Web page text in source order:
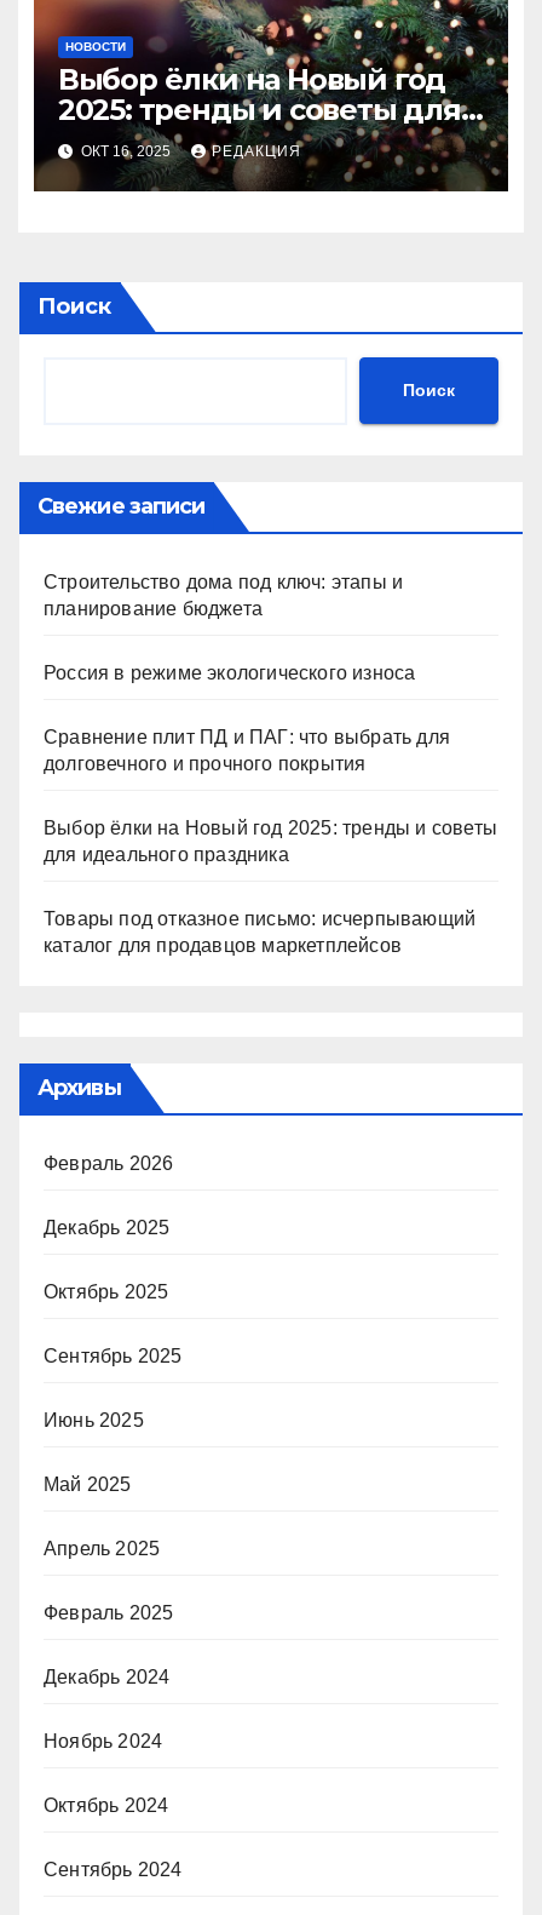
НОВОСТИ
Выбор ёлки на Новый год
2025: тренды и советы для
идеального праздника
ОКТ 16, 2025 РЕДАКЦИЯ
Поиск
Поиск
Свежие записи
Строительство дома под ключ: этапы и
планирование бюджета
Россия в режиме экологического износа
Сравнение плит ПД и ПАГ: что выбрать для
долговечного и прочного покрытия
Выбор ёлки на Новый год 2025: тренды и советы
для идеального праздника
Товары под отказное письмо: исчерпывающий
каталог для продавцов маркетплейсов
Архивы
Февраль 2026
Декабрь 2025
Октябрь 2025
Сентябрь 2025
Июнь 2025
Май 2025
Апрель 2025
Февраль 2025
Декабрь 2024
Ноябрь 2024
Октябрь 2024
Сентябрь 2024